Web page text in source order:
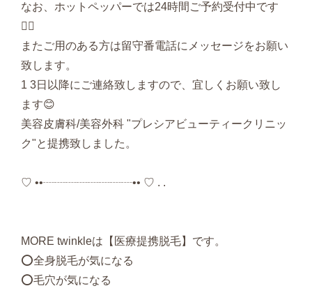
なお、ホットペッパーでは24時間ご予約受付中です
💁‍♀️
またご用のある方は留守番電話にメッセージをお願い
致します。
1 3日以降にご連絡致しますので、宜しくお願い致し
ます😊
美容皮膚科/美容外科 "プレシアビューティークリニッ
ク"と提携致しました。
♡ ••┈┈┈┈┈┈┈┈•• ♡ . .
MORE twinkleは【医療提携脱毛】です。
⭕️全身脱毛が気になる
⭕️毛穴が気になる